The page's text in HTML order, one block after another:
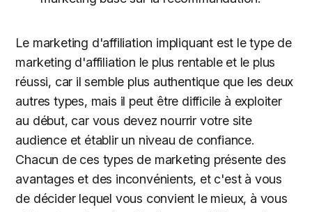
Le marketing d'affiliation impliquant est le type de
marketing d'affiliation le plus rentable et le plus
réussi, car il semble plus authentique que les deux
autres types, mais il peut être difficile à exploiter
au début, car vous devez nourrir votre site
audience et établir un niveau de confiance.
Chacun de ces types de marketing présente des
avantages et des inconvénients, et c'est à vous
de décider lequel vous convient le mieux, à vous